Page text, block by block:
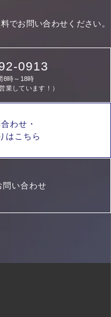
でお問い合わせください。
0913
8時～18時
業しています！）
わせ・
はこちら
問い合わせ